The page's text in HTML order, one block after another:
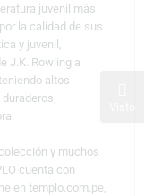
juvenil más
la calidad de sus
y juvenil,
J.K. Rowling a
altos
y muchos
cuenta con
en templo.com.pe,